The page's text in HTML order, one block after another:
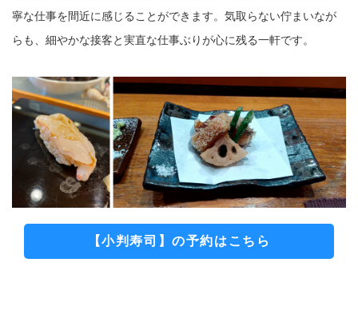
寧な仕事を間近に感じることができます。気取らない佇まいなが
らも、細やかな接客と実直な仕事ぶりが心に残る一軒です。
【小判寿司】の予約はこちら